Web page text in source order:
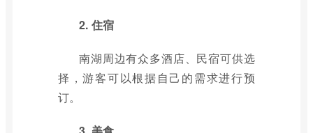
2. 住宿
南湖周边有众多酒店、民宿可供选
择，游客可以根据自己的需求进行预
订。